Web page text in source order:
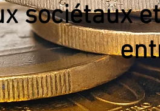
sociétaux